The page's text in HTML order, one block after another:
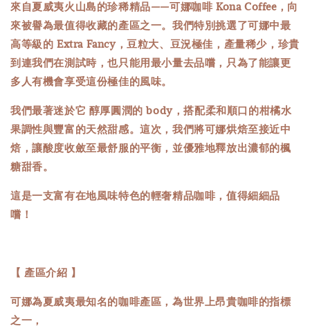
來自夏威夷火山島的珍稀精品——可娜咖啡 Kona Coffee，向
來被譽為最值得收藏的產區之一。我們特別挑選了可娜中最
高等級的 Extra Fancy，豆粒大、豆況極佳，產量稀少，珍貴
到連我們在測試時，也只能用最小量去品嚐，只為了能讓更
多人有機會享受這份極佳的風味。
我們最著迷於它 醇厚圓潤的 body，搭配柔和順口的柑橘水
果調性與豐富的天然甜感。這次，我們將可娜烘焙至接近中
焙，讓酸度收斂至最舒服的平衡，並優雅地釋放出濃郁的楓
糖甜香。
這是一支富有在地風味特色的輕奢精品咖啡，值得細細品
嚐！
【 產區介紹 】
可娜為夏威夷最知名的咖啡產區，為世界上昂貴咖啡的指標
之一，